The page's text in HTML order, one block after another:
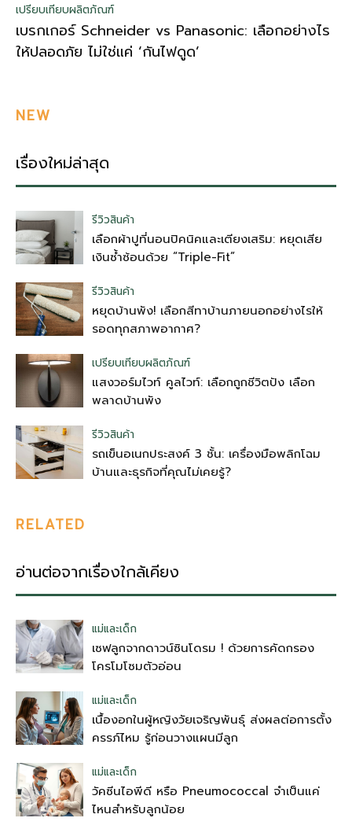
เปรียบเทียบผลิตภัณฑ์
เบรกเกอร์ Schneider vs Panasonic: เลือกอย่างไร
ให้ปลอดภัย ไม่ใช่แค่ ‘กันไฟดูด’
NEW
เรื่องใหม่ล่าสุด
รีวิวสินค้า
เลือกผ้าปูที่นอนปิคนิคและเตียงเสริม: หยุดเสีย
เงินซ้ำซ้อนด้วย “Triple-Fit”
รีวิวสินค้า
หยุดบ้านพัง! เลือกสีทาบ้านภายนอกอย่างไรให้
รอดทุกสภาพอากาศ?
เปรียบเทียบผลิตภัณฑ์
แสงวอร์มไวท์ คูลไวท์: เลือกถูกชีวิตปัง เลือก
พลาดบ้านพัง
รีวิวสินค้า
รถเข็นอเนกประสงค์ 3 ชั้น: เครื่องมือพลิกโฉม
บ้านและธุรกิจที่คุณไม่เคยรู้?
RELATED
อ่านต่อจากเรื่องใกล้เคียง
แม่และเด็ก
เซฟลูกจากดาวน์ซินโดรม ! ด้วยการคัดกรอง
โครโมโซมตัวอ่อน
แม่และเด็ก
เนื้องอกในผู้หญิงวัยเจริญพันธุ์ ส่งผลต่อการตั้ง
ครรภ์ไหม รู้ก่อนวางแผนมีลูก
แม่และเด็ก
วัคซีนไอพีดี หรือ Pneumococcal จำเป็นแค่
ไหนสำหรับลูกน้อย